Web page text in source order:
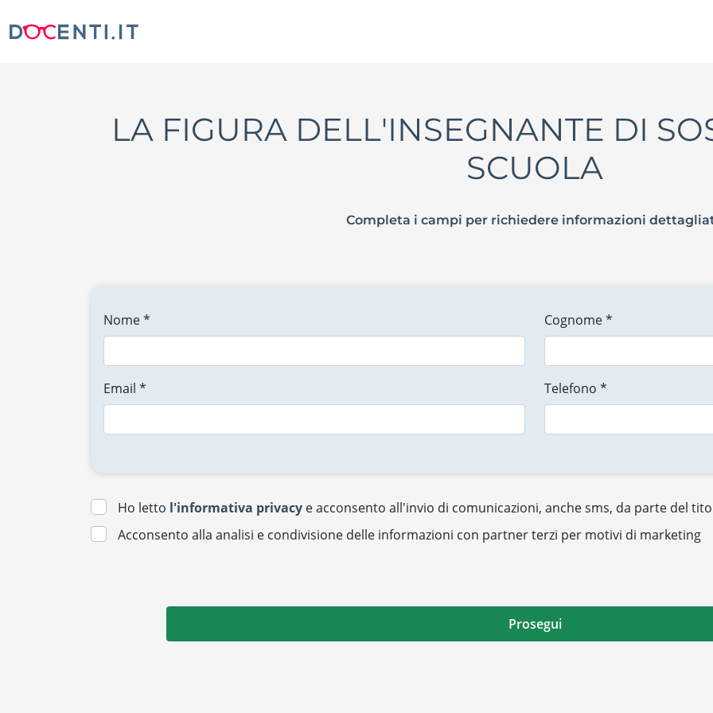
LA FIGURA DELL'INSEGNANTE DI
SCUOLA
Completa i campi per richiedere informazioni
Nome * Cognome *
Email * Telefono *
Ho letto l'informativa privacy e acconsento all'invio di comunicazioni, anche sms, da parte del
Acconsento alla analisi e condivisione delle informazioni con partner terzi per motivi di marketing